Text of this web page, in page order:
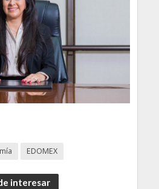
EDOMEX
interesar